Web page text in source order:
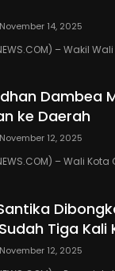
November 14, 2025
– Wakil
Dambea
ke Daerah
November 12, 2025
– Wali
Tiga Kali
November 12, 2025